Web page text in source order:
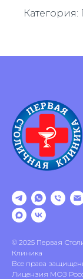
Категория:
© 2025 Первая
Клиника
Все права
Лицензия МОЗ